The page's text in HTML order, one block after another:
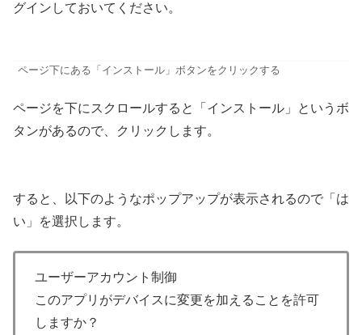
グインしておいてください。
ページ下にある「インストール」ボタンをクリックする
ページを下にスクロールすると「インストール」というボ
タンがあるので、クリックします。
すると、以下のようなポップアップが表示されるので「は
い」を選択します。
ユーザーアカウント制御
このアプリがデバイスに変更を加えることを許可
しますか？